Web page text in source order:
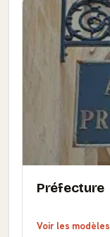
Préfecture
Voir les modèles